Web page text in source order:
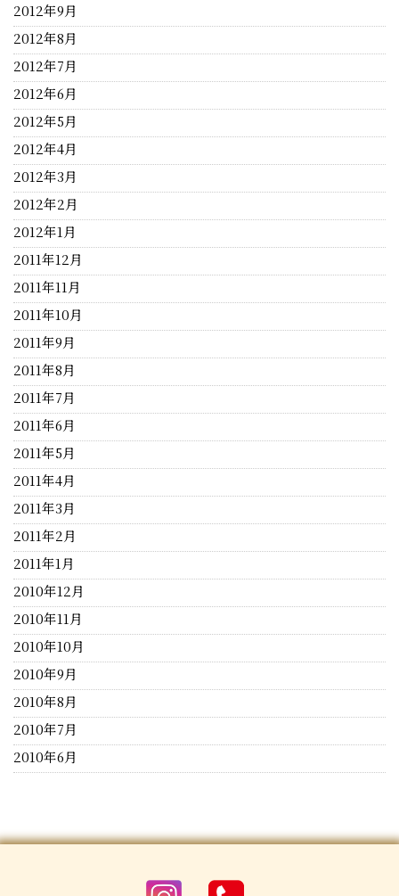
2012年9月
2012年8月
2012年7月
2012年6月
2012年5月
2012年4月
2012年3月
2012年2月
2012年1月
2011年12月
2011年11月
2011年10月
2011年9月
2011年8月
2011年7月
2011年6月
2011年5月
2011年4月
2011年3月
2011年2月
2011年1月
2010年12月
2010年11月
2010年10月
2010年9月
2010年8月
2010年7月
2010年6月